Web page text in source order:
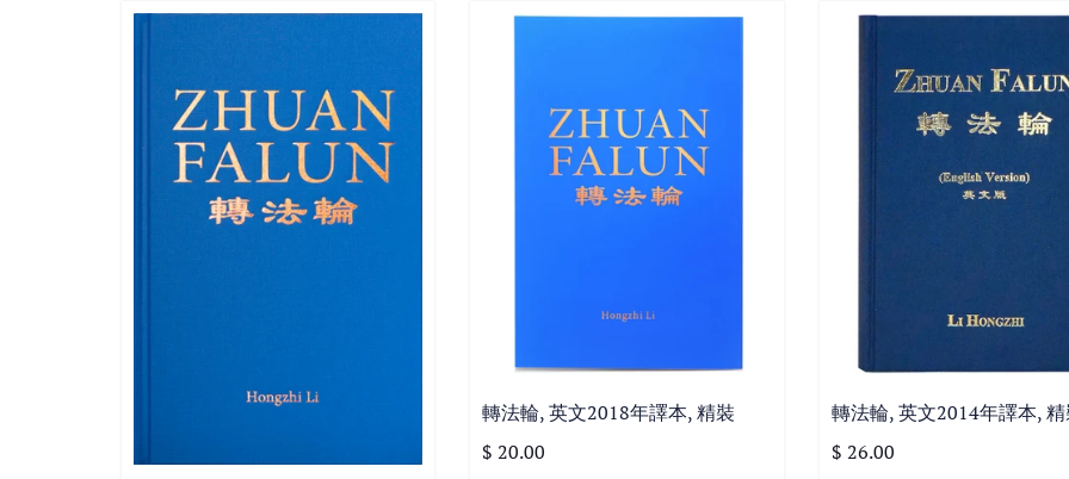
轉法輪, 英文2018年譯本, 精裝
$ 20.00
轉法輪, 英文2014年譯本,
$ 26.00